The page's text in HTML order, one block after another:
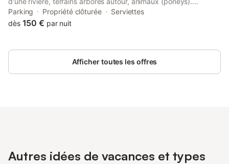
Promenade à pieds, parking privé et gratuit. Chauffage au bois,
effectué par nos soins uniquement. Possibilité de faire des fêtes
euros.
Parking Propriété clôturée
Serviettes
dès 150 € par nuit
Afficher toutes les offres
Autres idées de vacances et types